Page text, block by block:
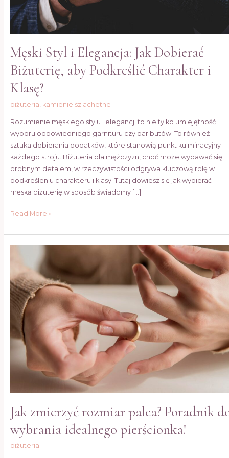
Męski Styl i Elegancja: Jak Dobierać
Biżuterię, aby Podkreślić Charakter i
Klasę?
biżuteria kamienie szlachetne
Rozumienie męskiego stylu i elegancji to nie tylko umiejętność
wyboru odpowiedniego garnituru czy par butów. To również
sztuka dobierania dodatków, które stanowią punkt kulminacyjny
każdego stroju. Biżuteria dla mężczyzn, choć może wydawać się
drobnym detalem, w rzeczywistości odgrywa kluczową rolę w
podkreśleniu charakteru i klasy. Tutaj dowiesz się jak wybierać
męską biżuterię w sposób świadomy […]
i
Klasę?
Read More »
Jak zmierzyć rozmiar palca? Poradnik
wybrania idealnego pierścionka!
biżuteria
zmierzyć
rozmiar
palca?
Poradnik
do
wybrania
idealnego
pierścionka!